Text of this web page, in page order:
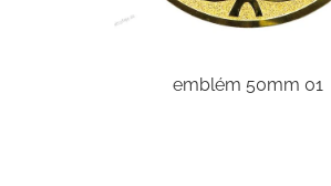
emblém 50mm 01